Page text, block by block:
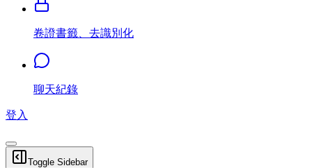
卷證書籤、去識別化
聊天紀錄
登入
Toggle Sidebar